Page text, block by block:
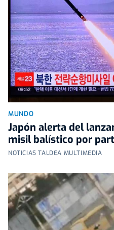
MUNDO
Japón alerta del
misil balístico por
NOTICIAS TALDEA MULTIMEDIA